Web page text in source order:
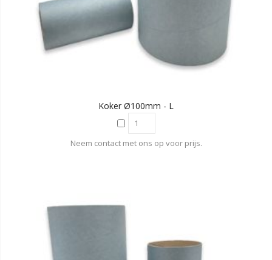
Koker Ø100mm - L
Neem contact met ons op voor prijs.